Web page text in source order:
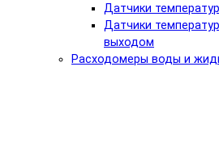
Датчики
Датчики
выходом
Расходомеры воды и